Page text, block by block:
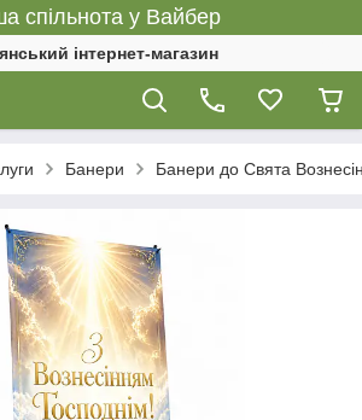
спільнота у Вайбер
інтернет-магазин
Банери Банери до Свята